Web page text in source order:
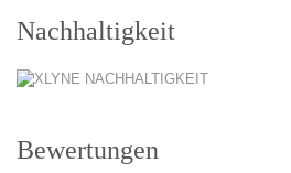
Nachhaltigkeit
Bewertungen